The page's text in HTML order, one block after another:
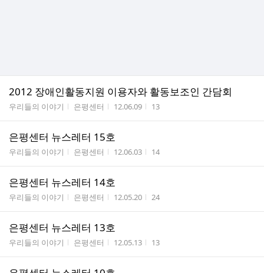
2012 장애인활동지원 이용자와 활동보조인 간담회
게시판명
우리들의 이야기 작성자
은평센터 작성시간
12.06.09 조회수
13
은평센터 뉴스레터 15호
게시판명
우리들의 이야기 작성자
은평센터 작성시간
12.06.03 조회수
14
은평센터 뉴스레터 14호
게시판명
우리들의 이야기 작성자
은평센터 작성시간
12.05.20 조회수
24
은평센터 뉴스레터 13호
게시판명
우리들의 이야기 작성자
은평센터 작성시간
12.05.13 조회수
13